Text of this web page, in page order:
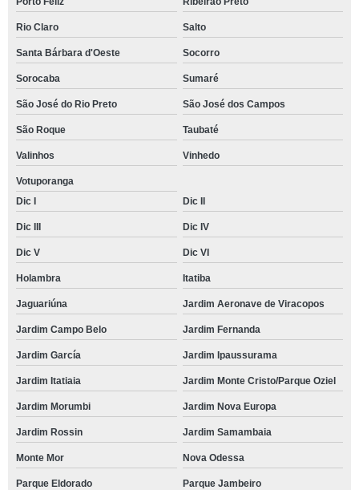
Rio Claro Salto
Santa Bárbara d'Oeste Socorro
Sorocaba Sumaré
São José do Rio Preto São José dos Campos
São Roque Taubaté
Valinhos Vinhedo
Votuporanga
Dic I
Dic II
Dic III Dic IV
Dic V Dic VI
Holambra Itatiba
Jaguariúna Jardim Aeronave de Viracopos
Jardim Campo Belo Jardim Fernanda
Jardim García Jardim Ipaussurama
Jardim Itatiaia Jardim Monte Cristo/Parque Oziel
Jardim Morumbi Jardim Nova Europa
Jardim Rossin Jardim Samambaia
Monte Mor Nova Odessa
Parque Eldorado Parque Jambeiro